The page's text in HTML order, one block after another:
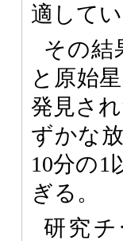
適してい
その結
と原始
発見さ
ずかな
10分の1
ぎる。
研究